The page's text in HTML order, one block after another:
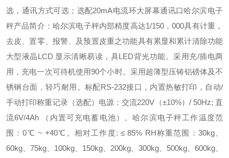
选，通讯方式可选； 选配20mA电流环大屏幕通讯口哈尔滨电子
秤产品简介： 哈尔滨电子秤内部精度高达1/150，000具有计重，
去皮、置零、报警、及预置皮重之功能具有累显和累计清除功能
大型液晶LCD 显示清晰易读，具LED背光功能。采用充/插电两
用，充电一次可待机使用90个小时。 采用超薄型压铸铝磅体及不
锈钢台面，轻巧耐用。 标配RS-232接口，内置热敏打印，自动/
手动打印称重记录（选配） 电源：交流220V（±10%）/ 50Hz; 直
流6V/4Ah （内置可充电蓄电池）。 哈尔滨电子秤工作温度范
围：0℃ ~ +40℃。相对工作度: ≤ 85% RH称重范围：30kg、
60kg、75kg、100kg、150kg、200kg、300kg、500kg、600kg、